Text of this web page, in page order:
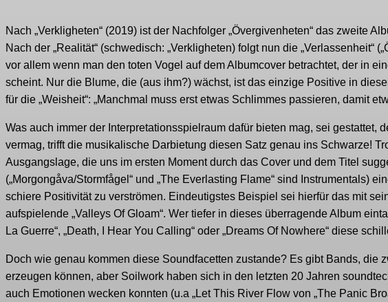
Nach „Verkligheten“ (2019) ist der Nachfolger „Övergivenheten“ das zweite
Nach der „Realität“ (schwedisch: „Verkligheten) folgt nun die „Verlassenheit“
vor allem wenn man den toten Vogel auf dem Albumcover betrachtet, der in
scheint. Nur die Blume, die (aus ihm?) wächst, ist das einzige Positive in
für die „Weisheit“: „Manchmal muss erst etwas Schlimmes passieren, damit
Was auch immer der Interpretationsspielraum dafür bieten mag, sei gestattet,
vermag, trifft die musikalische Darbietung diesen Satz genau ins Schwarze!
Ausgangslage, die uns im ersten Moment durch das Cover und dem Titel
(„Morgongåva/Stormfågel“ und „The Everlasting Flame“ sind Instrumentals)
schiere Positivität zu verströmen. Eindeutigstes Beispiel sei hierfür das mit
aufspielende „Valleys Of Gloam“. Wer tiefer in dieses überragende Album
La Guerre“, „Death, I Hear You Calling“ oder „Dreams Of Nowhere“ diese
Doch wie genau kommen diese Soundfacetten zustande? Es gibt Bands, die
erzeugen können, aber Soilwork haben sich in den letzten 20 Jahren
auch Emotionen wecken konnten (u.a „Let This River Flow von „The Panic